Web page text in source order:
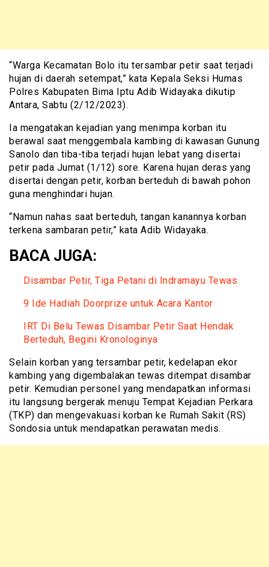
“Warga Kecamatan Bolo itu tersambar petir saat terjadi
hujan di daerah setempat,” kata Kepala Seksi Humas
Polres Kabupaten Bima Iptu Adib Widayaka dikutip
Antara, Sabtu (2/12/2023).
Ia mengatakan kejadian yang menimpa korban itu
berawal saat menggembala kambing di kawasan Gunung
Sanolo dan tiba-tiba terjadi hujan lebat yang disertai
petir pada Jumat (1/12) sore. Karena hujan deras yang
disertai dengan petir, korban berteduh di bawah pohon
guna menghindari hujan.
“Namun nahas saat berteduh, tangan kanannya korban
terkena sambaran petir,” kata Adib Widayaka.
BACA JUGA:
Disambar Petir, Tiga Petani di Indramayu Tewas
9 Ide Hadiah Doorprize untuk Acara Kantor
IRT Di Belu Tewas Disambar Petir Saat Hendak
Berteduh, Begini Kronologinya
Selain korban yang tersambar petir, kedelapan ekor
kambing yang digembalakan tewas ditempat disambar
petir. Kemudian personel yang mendapatkan informasi
itu langsung bergerak menuju Tempat Kejadian Perkara
(TKP) dan mengevakuasi korban ke Rumah Sakit (RS)
Sondosia untuk mendapatkan perawatan medis.